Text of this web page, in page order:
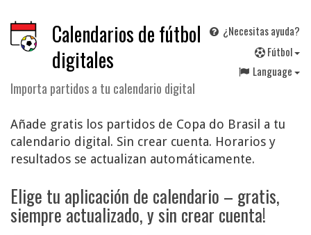
Calendarios de fútbol
digitales
Importa partidos a tu calendario digital
¿Necesitas ayuda?
Fútbol
Language
Añade gratis los partidos de Copa do Brasil a tu
calendario digital. Sin crear cuenta. Horarios y
resultados se actualizan automáticamente.
Elige tu aplicación de calendario – gratis,
siempre actualizado, y sin crear cuenta!